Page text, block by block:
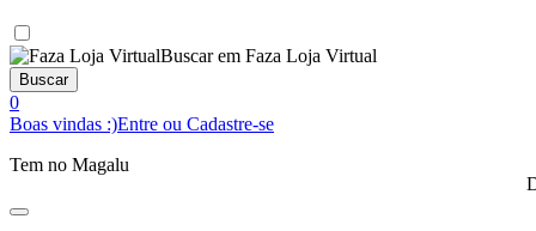
Buscar em Faza Loja Virtual
Buscar
0
Boas vindas :)Entre ou Cadastre-se
Tem no Magalu